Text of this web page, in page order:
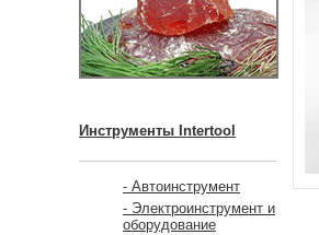
Инструменты Intertool
- Автоинструмент
- Электроинструмент и
оборудование